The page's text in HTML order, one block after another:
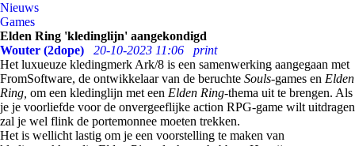
Nieuws
Games
Elden Ring 'kledinglijn' aangekondigd
Wouter (2dope)
20-10-2023 11:06
print
Het luxueuze kledingmerk Ark/8 is een samenwerking aangegaan met
FromSoftware, de ontwikkelaar van de beruchte Souls-games en Elden
Ring, om een kledinglijn met een Elden Ring-thema uit te brengen. Als
je je voorliefde voor de onvergeeflijke action RPG-game wilt uitdragen
zal je wel flink de portemonnee moeten trekken.
Het is wellicht lastig om je een voorstelling te maken van